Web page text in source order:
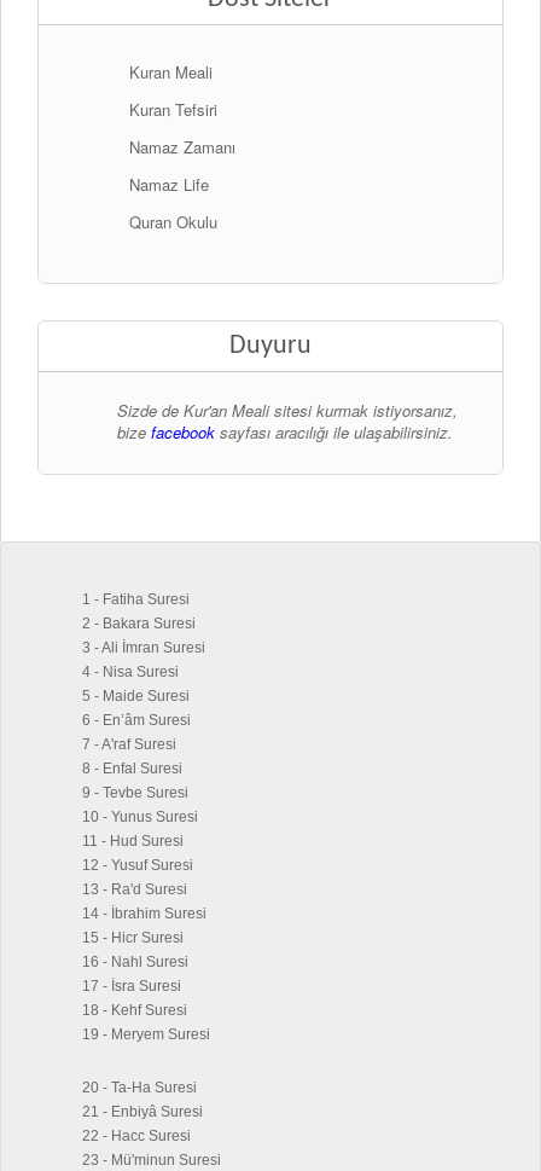
Kuran Meali
Kuran Tefsiri
Namaz Zamanı
Namaz Life
Quran Okulu
Duyuru
Sizde de Kur'an Meali sitesi kurmak istiyorsanız,
bize facebook sayfası aracılığı ile ulaşabilirsiniz.
1 - Fatiha Suresi
2 - Bakara Suresi
3 - Ali İmran Suresi
4 - Nisa Suresi
5 - Maide Suresi
6 - En’âm Suresi
7 - A'raf Suresi
8 - Enfal Suresi
9 - Tevbe Suresi
10 - Yunus Suresi
11 - Hud Suresi
12 - Yusuf Suresi
13 - Ra'd Suresi
14 - İbrahim Suresi
15 - Hicr Suresi
16 - Nahl Suresi
17 - İsra Suresi
18 - Kehf Suresi
19 - Meryem Suresi
20 - Ta-Ha Suresi
21 - Enbiyâ Suresi
22 - Hacc Suresi
23 - Mü'minun Suresi